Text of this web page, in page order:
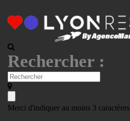
Rechercher :
Merci d'indiquer au moins 3 caractères